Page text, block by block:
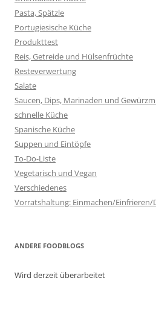
Pasta, Spätzle
Portugiesische Küche
Produkttest
Reis, Getreide und Hülsenfrüchte
Resteverwertung
Salate
Saucen, Dips, Marinaden und
schnelle Küche
Spanische Küche
Suppen und Eintöpfe
To-Do-Liste
Vegetarisch und Vegan
Verschiedenes
Vorratshaltung: Einmachen/Einfrieren/
ANDERE FOODBLOGS
Wird derzeit überarbeitet